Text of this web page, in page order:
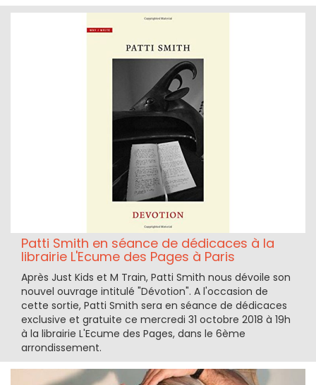
Patti Smith en séance de dédicaces à la
librairie L'Ecume des Pages à Paris
Après Just Kids et M Train, Patti Smith nous dévoile son
nouvel ouvrage intitulé "Dévotion". A l'occasion de
cette sortie, Patti Smith sera en séance de dédicaces
exclusive et gratuite ce mercredi 31 octobre 2018 à 19h
à la librairie L'Ecume des Pages, dans le 6ème
arrondissement.